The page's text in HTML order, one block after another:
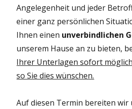
Angelegenheit und jeder
einer ganz persönlichen
Ihnen einen unverbindlichen
unserem Hause an zu bieten,
Ihrer Unterlagen sofort
so Sie dies wünschen.
Auf diesen Termin bereiten wir